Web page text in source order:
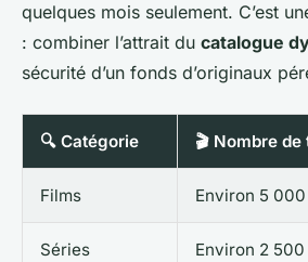
quelques mois seulement. C’est
: combiner l’attrait du catalogue
sécurité d’un fonds d’originaux
🔍 Catégorie 🎬 Nombre de
Films Environ 5 000
Séries Environ 2 500